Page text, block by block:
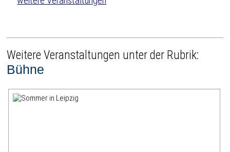
Weitere Veranstaltungen unter der Rubrik:
Bühne